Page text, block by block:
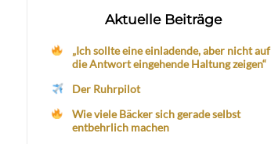
Aktuelle Beiträge
„Ich sollte eine einladende, aber nicht auf
die Antwort eingehende Haltung zeigen“
Der Ruhrpilot
Wie viele Bäcker sich gerade selbst
entbehrlich machen